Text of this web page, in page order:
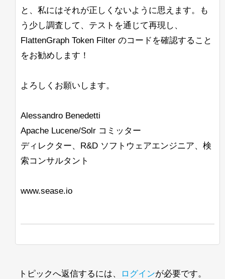
と、私にはそれが正しくないように思えます。も
う少し調査して、テストを通じて再現し、
FlattenGraph Token Filter のコードを確認すること
をお勧めします！
よろしくお願いします。
Alessandro Benedetti
Apache Lucene/Solr コミッター
ディレクター、R&D ソフトウェアエンジニア、検
索コンサルタント
www.sease.io
トピックへ返信するには、 ログインが必要です。